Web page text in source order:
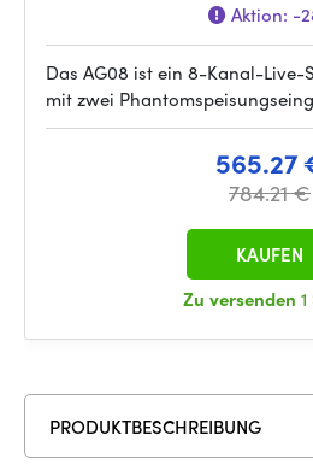
Aktion: -
Das AG08 ist ein 8-Kanal-
mit zwei
565.27
784.21 €
Zu versenden
KAUFEN
PRODUKTBESCHREIBUNG